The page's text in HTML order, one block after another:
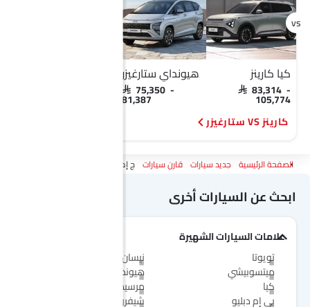
كيا كارينز
SAR 83,314 -
105,774
هيونداي ستارغيزر
SAR 75,350 -
81,387
كارينز VS ستارغيزر
الصفحة الرئيسية جديد سيارات قارن سيارات ج إم سي فيجوس Vs كيا كارينز
ابحث عن السيارات أخرى
علامات السيارات الشهيرة
تويوتا
نيسان
ميتسوبيشي
هيونداي
كيا
مرسيدس-بنز
بي إم دبليو
شيفروليه